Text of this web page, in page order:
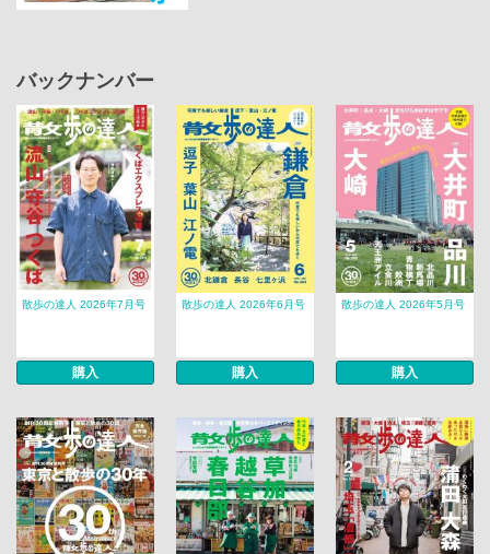
バックナンバー
散歩の達人 2026年7月号
購入
散歩の達人 2026年6月号
購入
散歩の達人 2026年5月号
購入